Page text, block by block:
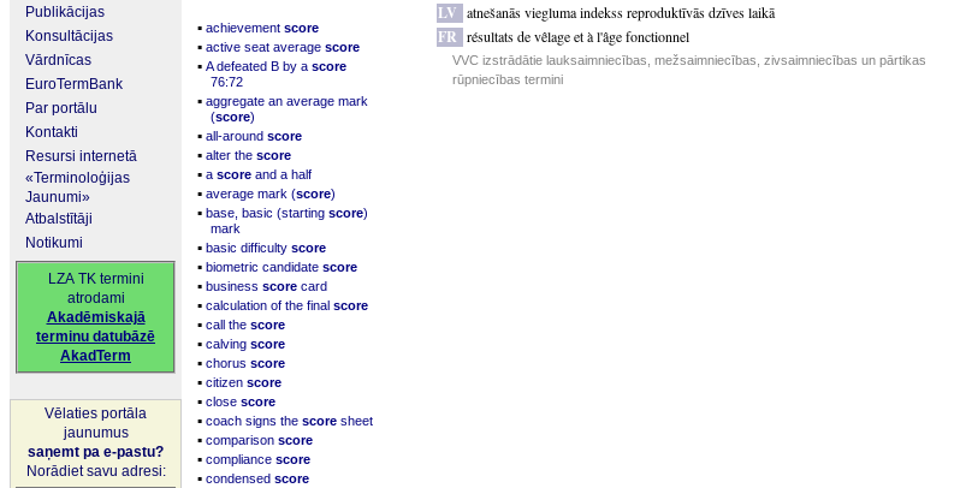
Publikācijas
Konsultācijas
Vārdnīcas
EuroTermBank
Par portālu
Kontakti
Resursi internetā
«Terminoloģijas
Jaunumi»
Atbalstītāji
Notikumi
LZA TK termini
atrodami
Akadēmiskajā
terminu datubāzē
AkadTerm
Vēlaties portāla
jaunumus
saņemt pa e-pastu?
Norādiet savu adresi:
▪ achievement score
▪ active seat average score
▪ A defeated B by a score
76:72
▪ aggregate an average mark
(score)
▪ all-around score
▪ alter the score
▪ a score and a half
▪ average mark (score)
▪ base, basic (starting score)
mark
▪ basic difficulty score
▪ biometric candidate score
▪ business score card
▪ calculation of the final score
▪ call the score
▪ calving score
▪ chorus score
▪ citizen score
▪ close score
▪ coach signs the score sheet
▪ comparison score
▪ compliance score
▪ condensed score
LV atnešanās viegluma indekss reproduktīvās dzīves laikā
FR résultats de vêlage et à l'âge fonctionnel
VVC izstrādātie lauksaimniecības, mežsaimniecības, zivsaimniecības un pārtikas
rūpniecības termini